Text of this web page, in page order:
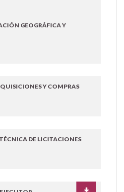
GEOGRÁFICA Y
Y COMPRAS
DE LICITACIONES